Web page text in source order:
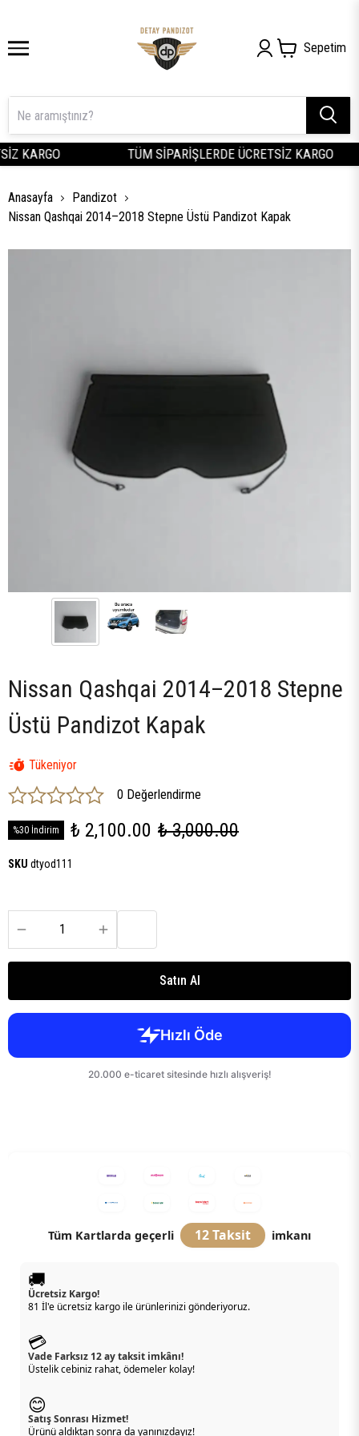
Sepetim
KARGO TÜM SİPARİŞLERDE ÜCRETSİZ KARGO
Anasayfa
Pandizot
Nissan Qashqai 2014–2018 Stepne Üstü Pandizot Kapak
Nissan Qashqai 2014–2018 Stepne
Üstü Pandizot Kapak
Tükeniyor
0 Değerlendirme
%30 İndirim ₺ 2,100.00 ₺ 3,000.00
SKU dtyod111
Satın Al
Tüm Kartlarda geçerli 12 Taksit imkanı
🚚
Ücretsiz Kargo!
81 İl'e ücretsiz kargo ile ürünlerinizi gönderiyoruz.
💳
Vade Farksız 12 ay taksit imkânı!
Üstelik cebiniz rahat, ödemeler kolay!
😊
Satış Sonrası Hizmet!
Ürünü aldıktan sonra da yanınızdayız!